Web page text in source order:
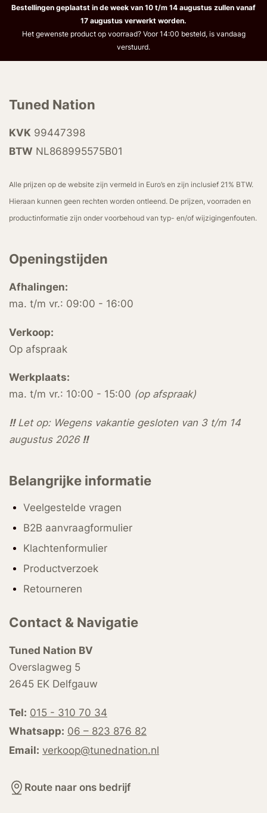
Bestellingen geplaatst in de week van 10 t/m 14 augustus zullen vanaf
17 augustus verwerkt worden.
Het gewenste product op voorraad? Voor 14:00 besteld, is vandaag
verstuurd.
Tuned Nation
KVK 99447398
BTW NL868995575B01
Alle prijzen op de website zijn vermeld in Euro’s en zijn inclusief 21% BTW.
Hieraan kunnen geen rechten worden ontleend. De prijzen, voorraden en
productinformatie zijn onder voorbehoud van typ- en/of wijzigingenfouten.
Openingstijden
Afhalingen:
ma. t/m vr.: 09:00 - 16:00
Verkoop:
Op afspraak
Werkplaats:
ma. t/m vr.: 10:00 - 15:00 (op afspraak)
!!Let op: Wegens vakantie gesloten van 3 t/m 14
augustus 2026 !!
Belangrijke informatie
Veelgestelde vragen
B2B aanvraagformulier
Klachtenformulier
Productverzoek
Retourneren
Contact & Navigatie
Tuned Nation BV
Overslagweg 5
2645 EK Delfgauw
Tel: 015 - 310 70 34
Whatsapp: 06 – 823 876 82
Email: verkoop@tunednation.nl
Route naar ons bedrijf